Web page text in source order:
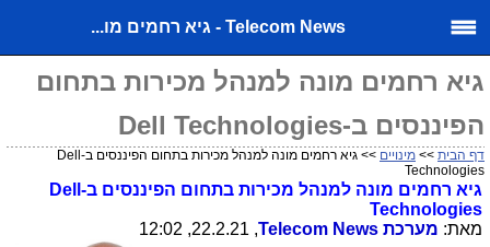
Telecom News - גיא רחמים מו...
גיא רחמים מונה למנהל מכירות בתחום
הפיננסים ב-Dell Technologies
דף הבית >> מינויים
>> גיא רחמים מונה למנהל מכירות בתחום הפיננסים ב-Dell
Technologies
גיא רחמים מונה למנהל מכירות בתחום הפיננסים ב- Dell
Technologies
מאת: מערכת Telecom News
, 22.2.21, 12:02